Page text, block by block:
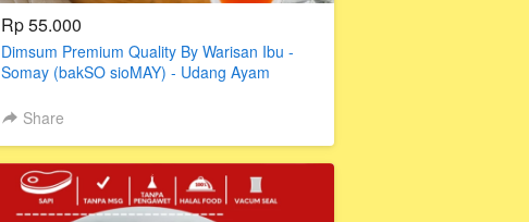
Rp 55.000
Dimsum Premium Quality By Warisan Ibu -
Somay (bakSO sioMAY) - Udang Ayam
Share